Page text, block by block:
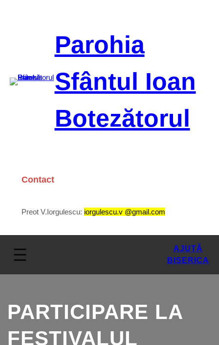
Parohia
Sfântul Ioan
Botezătorul
Contact
Preot V.Iorgulescu: iorgulescu.v @gmail.com
AJUTĂ
BISERICA
PARTICIPARE LA
FESTIVALUL